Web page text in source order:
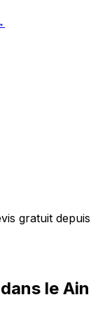
gratuit depuis
dans le Ain